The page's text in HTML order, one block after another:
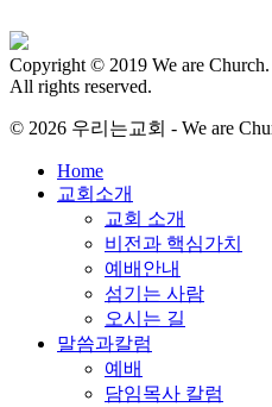
Copyright © 2019 We are Church.
All rights reserved.
© 2026 우리는교회 - We are
Close
Menu
Home
교회소개
교회 소개
비전과 핵심가치
예배안내
섬기는 사람
오시는 길
말씀과칼럼
예배
담임목사 칼럼